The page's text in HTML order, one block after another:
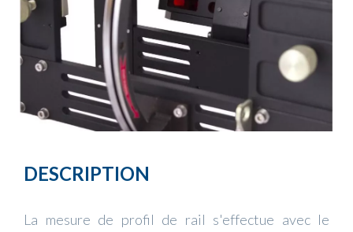
DESCRIPTION
La mesure de profil de rail s'effectue avec le